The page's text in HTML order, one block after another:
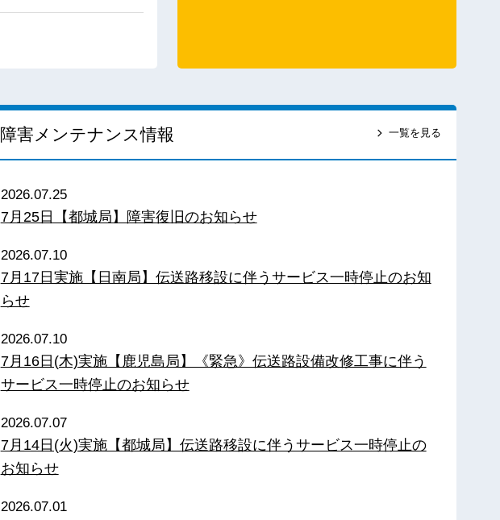
障害メンテナンス情報 一覧を見る
2026.07.25
7月25日【都城局】障害復旧のお知らせ
2026.07.10
7月17日実施【日南局】伝送路移設に伴うサービス一時停止のお知
らせ
2026.07.10
7月16日(木)実施【鹿児島局】《緊急》伝送路設備改修工事に伴う
サービス一時停止のお知らせ
2026.07.07
7月14日(火)実施【都城局】伝送路移設に伴うサービス一時停止の
お知らせ
2026.07.01